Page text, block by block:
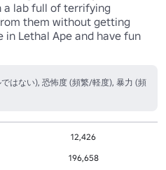
a lab full of terrifying
them without getting
in Lethal Ape and have fun
はない), 恐怖度 (頻繁/軽度), 暴力 (頻
12,426
196,658